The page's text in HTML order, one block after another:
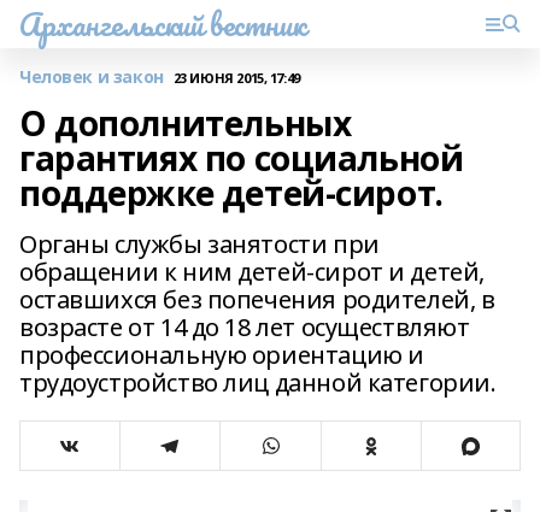
Архангельский вестник
Человек и закон 23 ИЮНЯ 2015, 17:49
О дополнительных
гарантиях по социальной
поддержке детей-сирот.
Органы службы занятости при
обращении к ним детей-сирот и детей,
оставшихся без попечения родителей, в
возрасте от 14 до 18 лет осуществляют
профессиональную ориентацию и
трудоустройство лиц данной категории.